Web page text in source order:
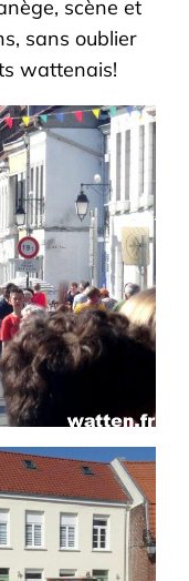
scène et
sans oublier
wattenais!